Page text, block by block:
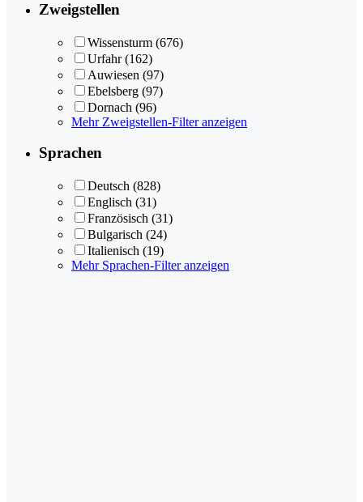
Zweigstellen
Wissensturm (676)
Urfahr (162)
Auwiesen (97)
Ebelsberg (97)
Dornach (96)
Mehr Zweigstellen-Filter anzeigen
Sprachen
Deutsch (828)
Englisch (31)
Französisch (31)
Bulgarisch (24)
Italienisch (19)
Mehr Sprachen-Filter anzeigen